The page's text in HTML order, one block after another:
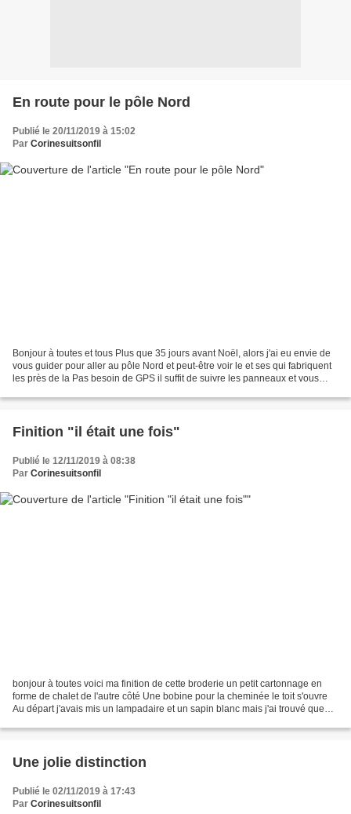
En route pour le pôle Nord
Publié le 20/11/2019 à 15:02
Par Corinesuitsonfil
Bonjour à toutes et tous Plus que 35 jours avant Noël, alors j'ai eu envie de
vous guider pour aller au pôle Nord et peut-être voir le et ses qui fabriquent
les près de la Pas besoin de GPS il suffit de suivre les panneaux et vous
Finition "il était une fois"
Publié le 12/11/2019 à 08:38
Par Corinesuitsonfil
bonjour à toutes voici ma finition de cette broderie un petit cartonnage en
forme de chalet de l'autre côté Une bobine pour la cheminée le toit s'ouvre
Au départ j'avais mis un lampadaire et un sapin blanc mais j'ai trouvé que
Une jolie distinction
Publié le 02/11/2019 à 17:43
Par Corinesuitsonfil